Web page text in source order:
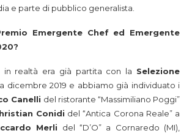
e parte di pubblico generalista.
Emergente Chef ed Emergente
in realtà era già partita con la Selezione
a dicembre 2019 e abbiamo già individuato i
Canelli del ristorante “Massimiliano Poggi”
Conidi del “Antica Corona Reale” a
Merli del “D’O” a Cornaredo (MI),